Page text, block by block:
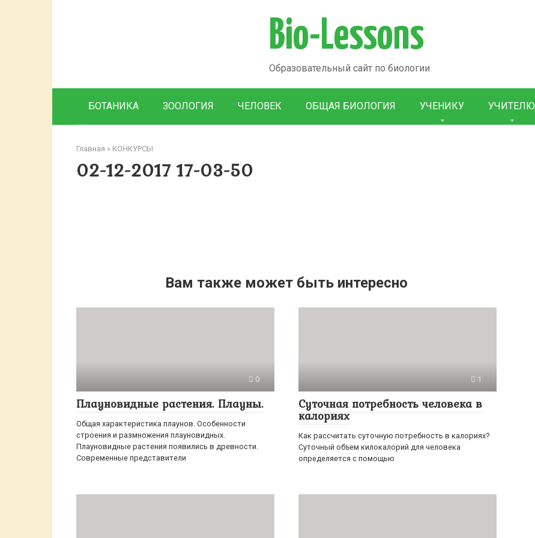
Bio-Lessons
Образовательный сайт по биологии
БОТАНИКА ЗООЛОГИЯ ЧЕЛОВЕК ОБЩАЯ БИОЛОГИЯ УЧЕНИКУ УЧИТЕЛЮ
Главная » КОНКУРСЫ
02-12-2017 17-03-50
Вам также может быть интересно
0
Плауновидные растения. Плауны.
Общая характеристика плаунов. Особенности
строения и размножения плауновидных.
Плауновидные растения появились в древности.
Современные представители
1
Суточная потребность человека в
калориях
Как рассчитать суточную потребность в калориях?
Суточный объем килокалорий для человека
определяется с помощью